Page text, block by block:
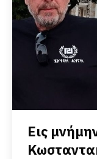
Εις